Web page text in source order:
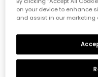
on your device to enhance
and assist in our marketing